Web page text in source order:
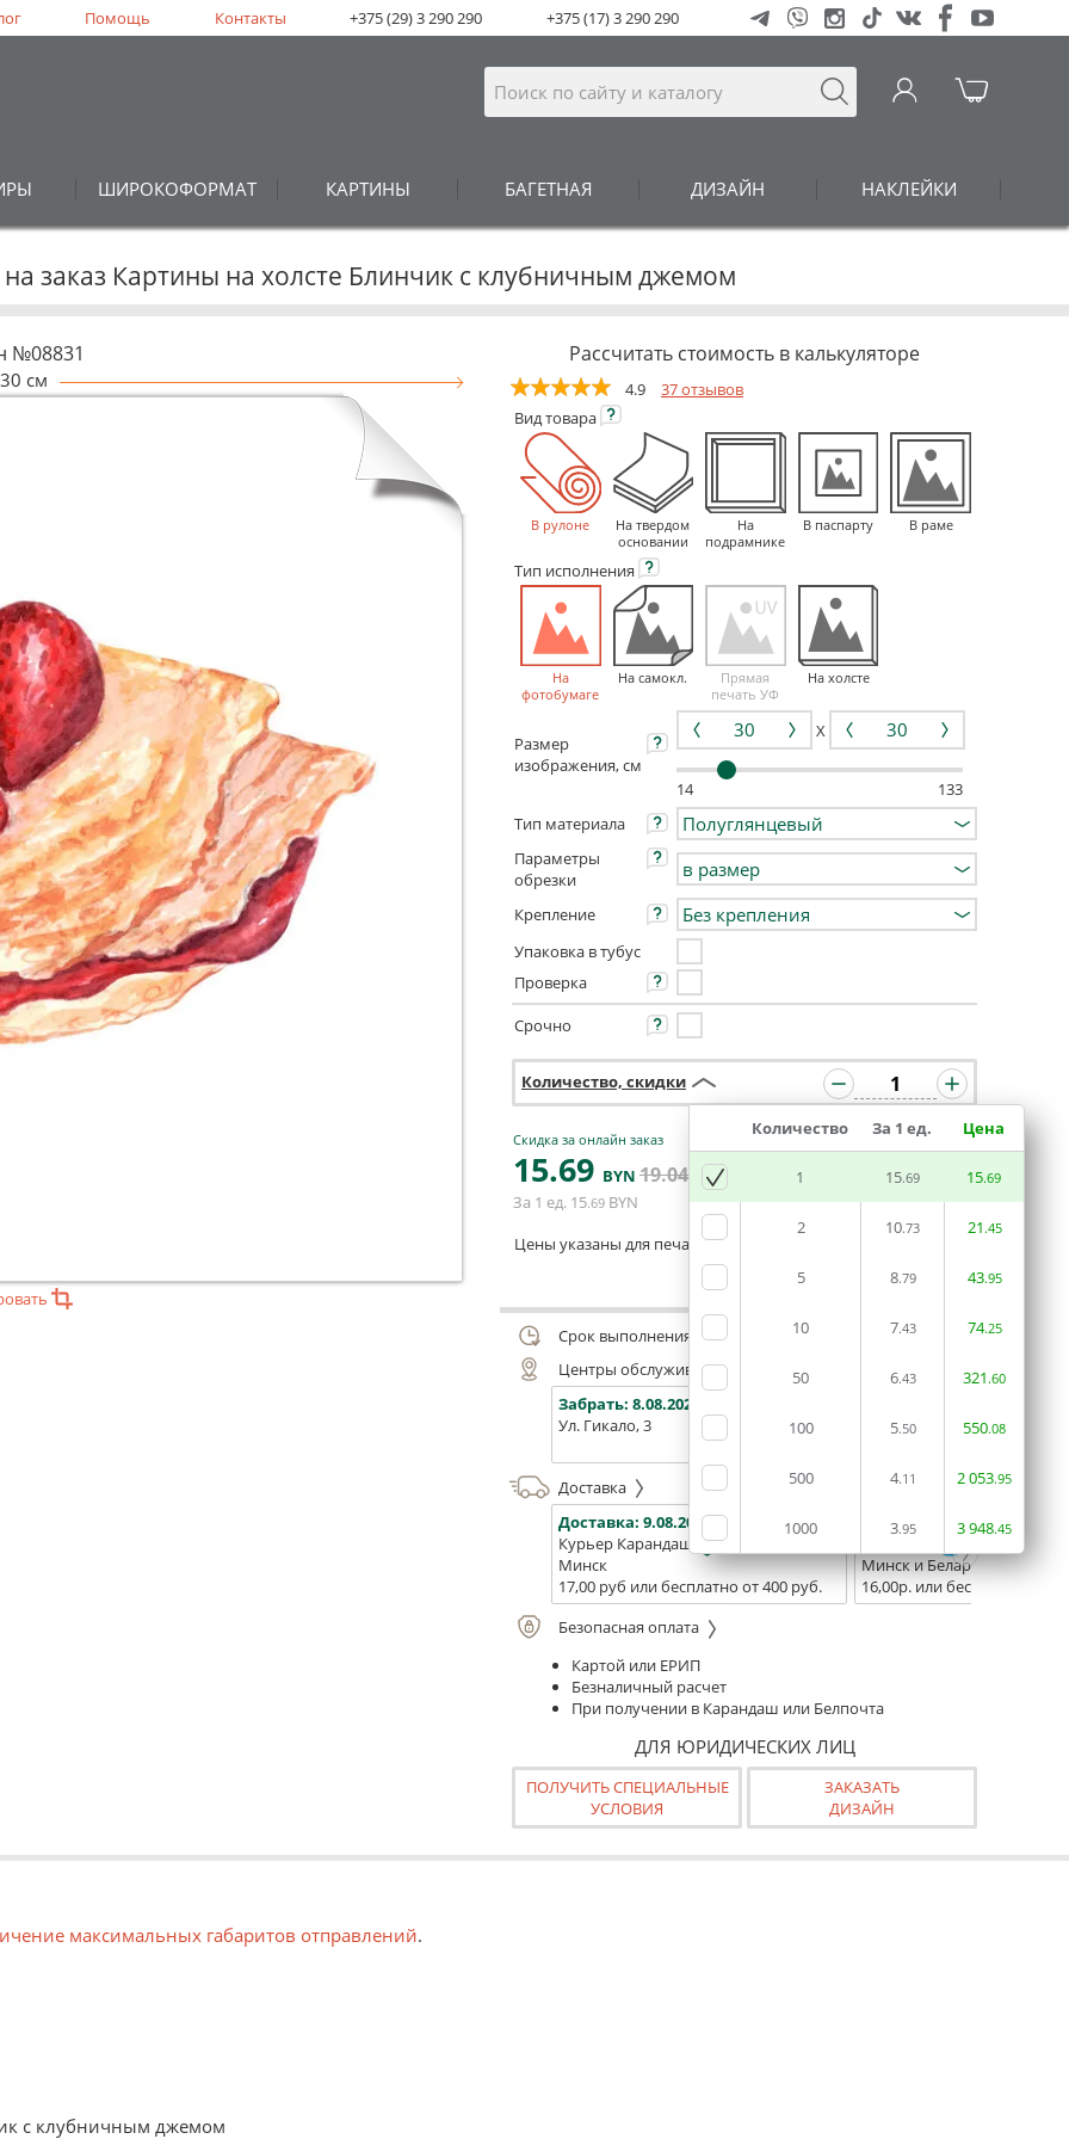
ШИРОКОФОРМАТ КАРТИНЫ БАГЕТНАЯ ДИЗАЙН НАКЛЕЙКИ
Помощь Контакты +375 (29) 3 290 290 +375 (17) 3 290 290
на заказ Картины на холсте Блинчик с клубничным джемом
№08831
30 см
Рассчитать стоимость в калькуляторе
4.9
37 отзывов
Видтовара
В рулоне
На твердом
основании
На
подрамнике
В паспарту В раме
Тип исполнения
На
фотобумаге
На самокл.
Прямая
печать УФ
На холсте
Размер
изображения, см
X
14
133
Тип материала
Параметры
обрезки
Крепление
Упаковка в тубус
Проверка
Срочно
Количество, скидки
Количество За 1 ед. Цена
1 15.69 15.69
2 10.73 21.45
5 8.79 43.95
10 7.43 74.25
50 6.43 321.60
100 5.50 550.08
500 4.11 2053.95
1000 3.95 3948.45
Скидка за онлайн заказ
15.69 BYN 19.04
BYN
За 1 ед. 15.69 BYN
В КОРЗИНУ
Цены указаны для печати из готового макета
Оставить комментарий
Срок выполнения заказа (до 200 руб.):
48 часов
Центры обслуживания, самовывоз
Забрать: 8.08.2026
Ул. Гикало, 3
Ул. Б. Хмельницкого, 7
Доставка
Доставка: 9.08.2026
Курьер Карандаш
Минск
17,00 руб или бесплатно от 400 руб.
Доставка:
11.08.2026 -
Минск и Беларусь
16,00р. или бесплатно от
Безопасная оплата
Картой или ЕРИП
Безналичный расчет
При получении в Карандаш или Белпочта
ДЛЯ ЮРИДИЧЕСКИХ ЛИЦ
ПОЛУЧИТЬ СПЕЦИАЛЬНЫЕ
УСЛОВИЯ
ЗАКАЗАТЬ
ДИЗАЙН
максимальных габаритов отправлений.
пенокартон. Такой вариант может быть использован как готовая к монтажу конструкция.
с клубничным джемом